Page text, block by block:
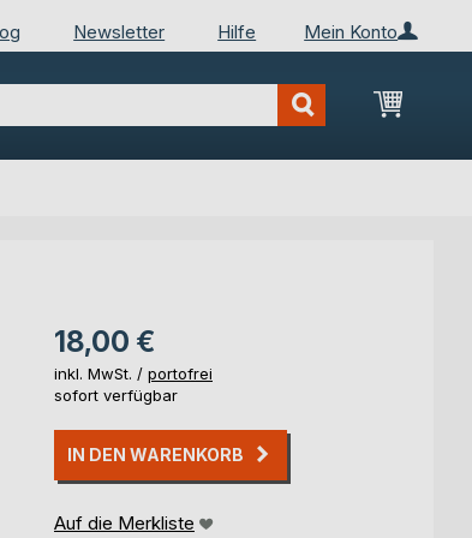
Mein Konto
Newsletter Hilfe
Mein
18,00 €
inkl. MwSt. / portofrei
sofort verfügbar
IN DEN WARENKORB
Auf die Merkliste